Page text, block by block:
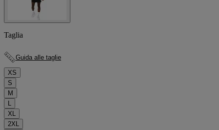
Taglia
Guida alle taglie
XS
S
M
L
XL
2XL